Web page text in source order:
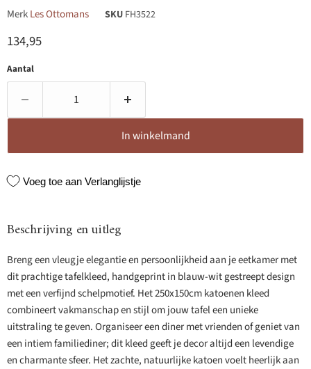
MerkLes Ottomans SKU FH3522
Huidige prijs
134,95
Aantal
In winkelmand
Voeg toe aan Verlanglijstje
Beschrijving en uitleg
Breng een vleugje elegantie en persoonlijkheid aan je eetkamer met
dit prachtige tafelkleed, handgeprint in blauw-wit gestreept design
met een verfijnd schelpmotief. Het 250x150cm katoenen kleed
combineert vakmanschap en stijl om jouw tafel een unieke
uitstraling te geven. Organiseer een diner met vrienden of geniet van
een intiem familiediner; dit kleed geeft je decor altijd een levendige
en charmante sfeer. Het zachte, natuurlijke katoen voelt heerlijk aan